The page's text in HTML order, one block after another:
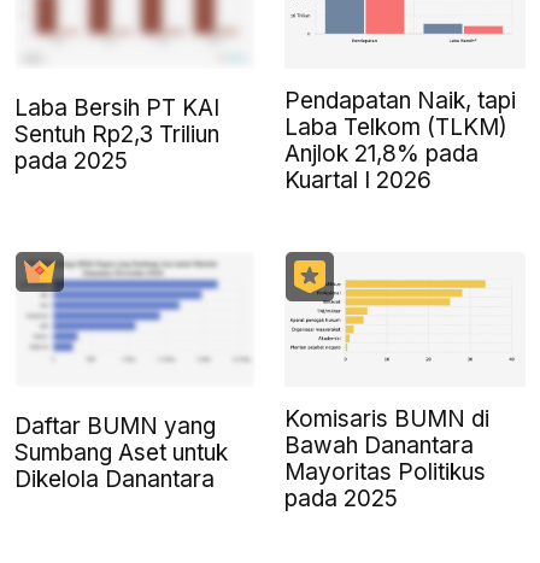
Laba Bersih PT KAI
Sentuh Rp2,3 Triliun
pada 2025
Pendapatan Naik, tapi
Laba Telkom (TLKM)
Anjlok 21,8% pada
Kuartal I 2026
Daftar BUMN yang
Sumbang Aset untuk
Dikelola Danantara
Komisaris BUMN di
Bawah Danantara
Mayoritas Politikus
pada 2025